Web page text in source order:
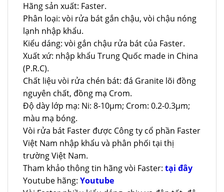
Hãng sản xuất: Faster.
Phân loại: vòi rửa bát gắn chậu, vòi chậu nóng
lạnh nhập khẩu.
Kiểu dáng: vòi gắn chậu rửa bát của Faster.
Xuất xứ: nhập khẩu Trung Quốc made in China
(P.R.C).
Chất liệu vòi rửa chén bát: đá Granite lõi đồng
nguyên chất, đồng mạ Crom.
Độ dày lớp mạ: Ni: 8-10µm; Crom: 0.2-0.3µm;
màu mạ bóng.
Vòi rửa bát Faster được Công ty cổ phần Faster
Việt Nam nhập khẩu và phân phối tại thị
trường Việt Nam.
Tham khảo thông tin hãng vòi Faster: tại đây
Youtube hãng: Youtube